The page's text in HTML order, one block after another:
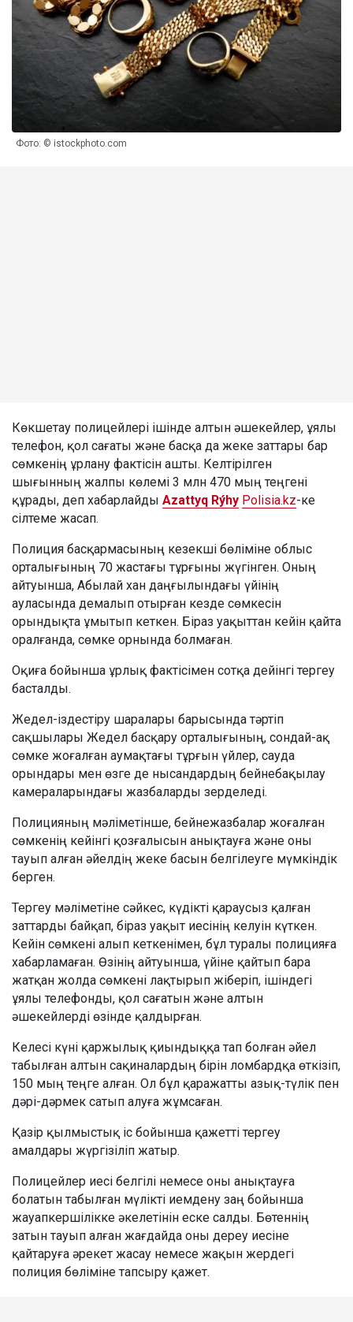
Фото: © istockphoto.com
Көкшетау полицейлері ішінде алтын әшекейлер, ұялы
телефон, қол сағаты және басқа да жеке заттары бар
сөмкенің ұрлану фактісін ашты. Келтірілген
шығынның жалпы көлемі 3 млн 470 мың теңгені
құрады, деп хабарлайды Azattyq Rýhy Polisia.kz-ке
сілтеме жасап.
Полиция басқармасының кезекші бөліміне облыс
орталығының 70 жастағы тұрғыны жүгінген. Оның
айтуынша, Абылай хан даңғылындағы үйінің
ауласында демалып отырған кезде сөмкесін
орындықта ұмытып кеткен. Біраз уақыттан кейін қайта
оралғанда, сөмке орнында болмаған.
Оқиға бойынша ұрлық фактісімен сотқа дейінгі тергеу
басталды.
Жедел-іздестіру шаралары барысында тәртіп
сақшылары Жедел басқару орталығының, сондай-ақ
сөмке жоғалған аумақтағы тұрғын үйлер, сауда
орындары мен өзге де нысандардың бейнебақылау
камераларындағы жазбаларды зерделеді.
Полицияның мәліметінше, бейнежазбалар жоғалған
сөмкенің кейінгі қозғалысын анықтауға және оны
тауып алған әйелдің жеке басын белгілеуге мүмкіндік
берген.
Тергеу мәліметіне сәйкес, күдікті қараусыз қалған
заттарды байқап, біраз уақыт иесінің келуін күткен.
Кейін сөмкені алып кеткенімен, бұл туралы полицияға
хабарламаған. Өзінің айтуынша, үйіне қайтып бара
жатқан жолда сөмкені лақтырып жіберіп, ішіндегі
ұялы телефонды, қол сағатын және алтын
әшекейлерді өзінде қалдырған.
Келесі күні қаржылық қиындыққа тап болған әйел
табылған алтын сақиналардың бірін ломбардқа өткізіп,
150 мың теңге алған. Ол бұл қаражатты азық-түлік пен
дәрі-дәрмек сатып алуға жұмсаған.
Қазір қылмыстық іс бойынша қажетті тергеу
амалдары жүргізіліп жатыр.
Полицейлер иесі белгілі немесе оны анықтауға
болатын табылған мүлікті иемдену заң бойынша
жауапкершілікке әкелетінін еске салды. Бөтеннің
затын тауып алған жағдайда оны дереу иесіне
қайтаруға әрекет жасау немесе жақын жердегі
полиция бөліміне тапсыру қажет.